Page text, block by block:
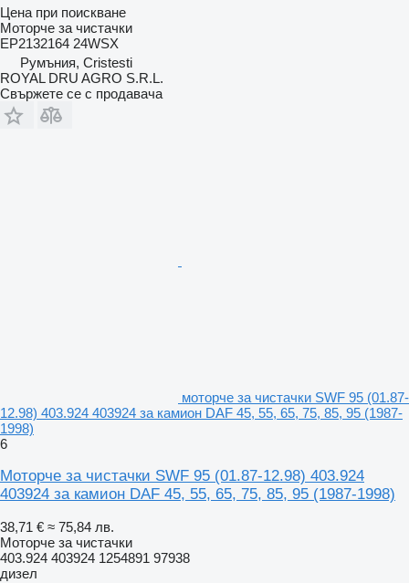
Цена при поискване
Моторче за чистачки
EP2132164 24WSX
Румъния, Cristesti
ROYAL DRU AGRO S.R.L.
Свържете се с продавача
моторче за чистачки SWF 95 (01.87-
12.98) 403.924 403924 за камион DAF 45, 55, 65, 75, 85, 95 (1987-
1998)
6
Моторче за чистачки SWF 95 (01.87-12.98) 403.924
403924 за камион DAF 45, 55, 65, 75, 85, 95 (1987-1998)
38,71 € ≈ 75,84 лв.
Моторче за чистачки
403.924 403924 1254891 97938
дизел